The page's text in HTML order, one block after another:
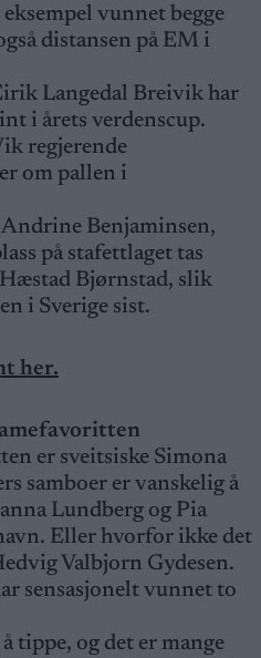
vunnet begge
distansen på EM i
Langedal Breivik har
i årets verdenscup.
regjerende
om pallen i
Andrine Benjaminsen,
på stafettlaget tas
Bjørnstad, slik
i Sverige sist.
her.
er sveitsiske Simona
samboer er vanskelig å
Lundberg og Pia
Eller hvorfor ikke det
Valbjorn Gydesen.
sensasjonelt vunnet to
tippe, og det er mange